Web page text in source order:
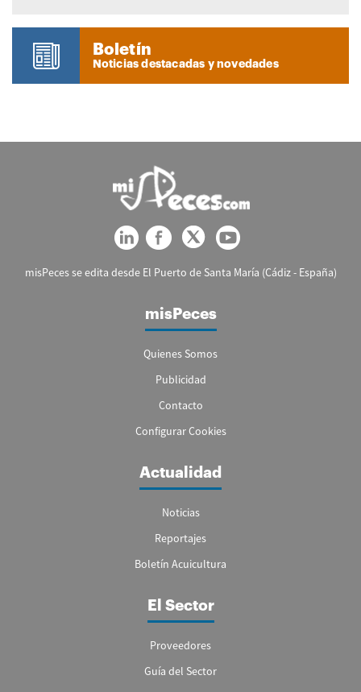
Boletín
Noticias destacadas y novedades
misPeces se edita desde El Puerto de Santa María (Cádiz - España)
misPeces
Quienes Somos
Publicidad
Contacto
Configurar Cookies
Actualidad
Noticias
Reportajes
Boletín Acuicultura
El Sector
Proveedores
Guía del Sector